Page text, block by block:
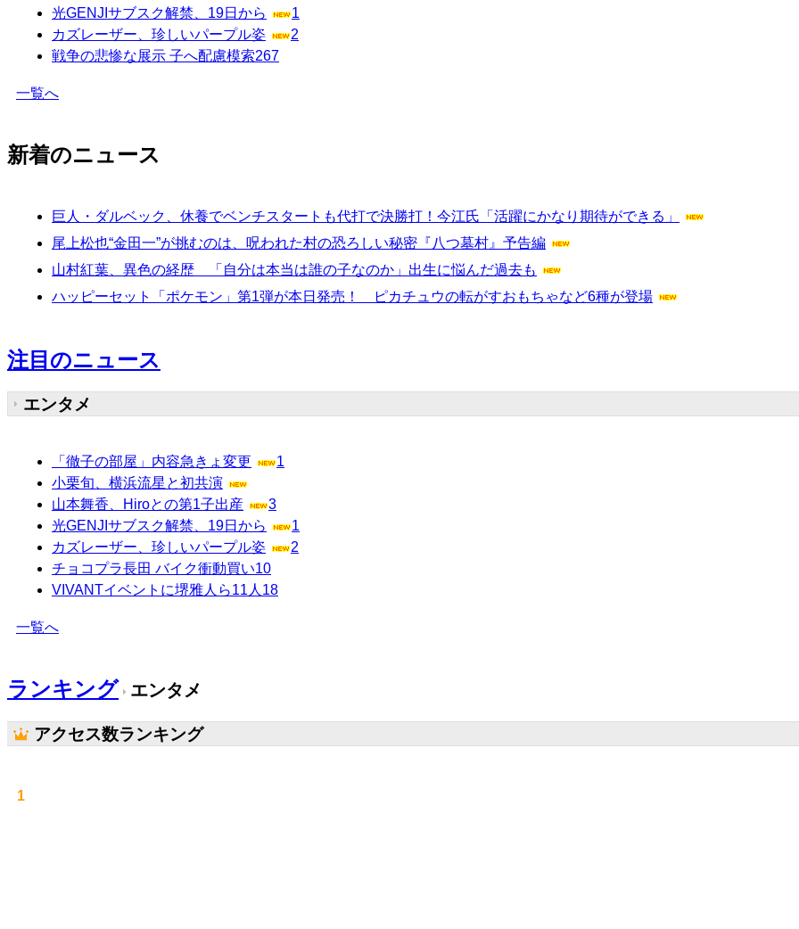
光GENJIサブスク解禁、19日から
1
カズレーザー、珍しいパープル姿
2
戦争の悲惨な展示 子へ配慮模索267
一覧へ
新着のニュース
巨人・ダルベック、休養でベンチスタートも代打で決勝打！今江氏「活躍にかなり期待ができる」
尾上松也“金田一”が挑むのは、呪われた村の恐ろしい秘密『八つ墓村』予告編
山村紅葉、異色の経歴 「自分は本当は誰の子なのか」出生に悩んだ過去も
ハッピーセット「ポケモン」第1弾が本日発売！ ピカチュウの転がすおもちゃなど6種が登場
注目のニュース
エンタメ
「徹子の部屋」内容急きょ変更
1
小栗旬、横浜流星と初共演
山本舞香、Hiroとの第1子出産
3
光GENJIサブスク解禁、19日から
1
カズレーザー、珍しいパープル姿
2
チョコプラ長田 バイク衝動買い10
VIVANTイベントに堺雅人ら11人 18
一覧へ
ランキング エンタメ
アクセス数ランキング
1